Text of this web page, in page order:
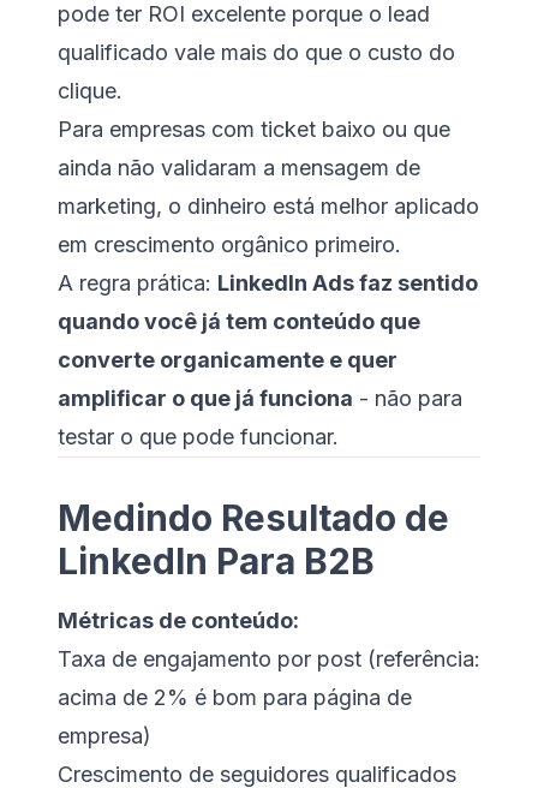
pode ter ROI excelente porque o lead
qualificado vale mais do que o custo do
clique.
Para empresas com ticket baixo ou que
ainda não validaram a mensagem de
marketing, o dinheiro está melhor aplicado
em crescimento orgânico primeiro.
A regra prática: LinkedIn Ads faz sentido
quando você já tem conteúdo que
converte organicamente e quer
amplificar o que já funciona - não para
testar o que pode funcionar.
Medindo Resultado de
LinkedIn Para B2B
Métricas de conteúdo:
Taxa de engajamento por post (referência:
acima de 2% é bom para página de
empresa)
Crescimento de seguidores qualificados